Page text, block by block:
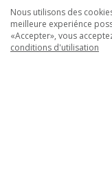
Contact
À propos
Nous utilisons des
meilleure experiénce
«Accepter», vous
conditions d'utilisation